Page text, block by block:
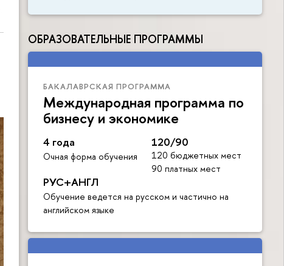
ОБРАЗОВАТЕЛЬНЫЕ ПРОГРАММЫ
БАКАЛАВРСКАЯ ПРОГРАММА
Международная программа по
бизнесу и экономике
4 года
Очная форма обучения
120/90
120 бюджетных мест
90 платных мест
РУС+АНГЛ
Обучение ведется на русском и частично на
английском языке